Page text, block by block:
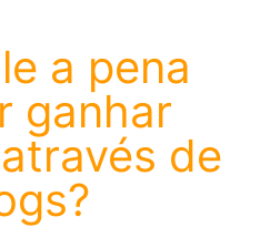
a pena
ganhar
de